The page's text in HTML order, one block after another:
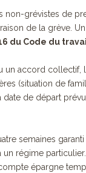
non-grévistes de
de la grève.
du Code du
un accord collectif,
(situation de
de départ
semaines
un régime
épargne